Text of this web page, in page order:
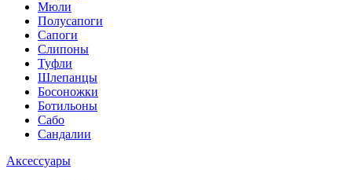
Мюли
Полусапоги
Сапоги
Слипоны
Туфли
Шлепанцы
Босоножки
Ботильоны
Сабо
Сандалии
Аксессуары